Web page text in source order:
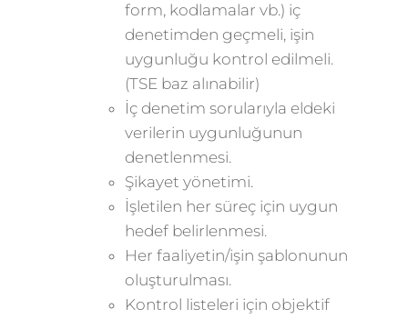
form, kodlamalar vb.) iç
denetimden geçmeli, işin
uygunluğu kontrol edilmeli.
(TSE baz alınabilir)
İç denetim sorularıyla eldeki
verilerin uygunluğunun
denetlenmesi.
Şikayet yönetimi.
İşletilen her süreç için uygun
hedef belirlenmesi.
Her faaliyetin/işin şablonunun
oluşturulması.
Kontrol listeleri için objektif